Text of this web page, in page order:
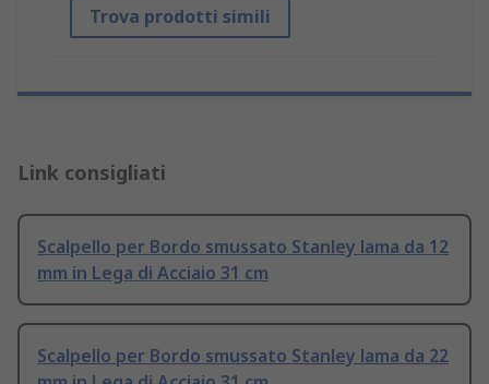
Trova prodotti simili
Link consigliati
Scalpello per Bordo smussato Stanley lama da 12
mm in Lega di Acciaio 31 cm
Scalpello per Bordo smussato Stanley lama da 22